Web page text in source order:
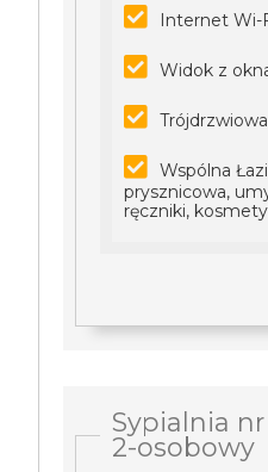
Internet Wi-
Widok z
Wspólna
prysznicowa,
ręczniki,
Sypialnia
2-osobowy